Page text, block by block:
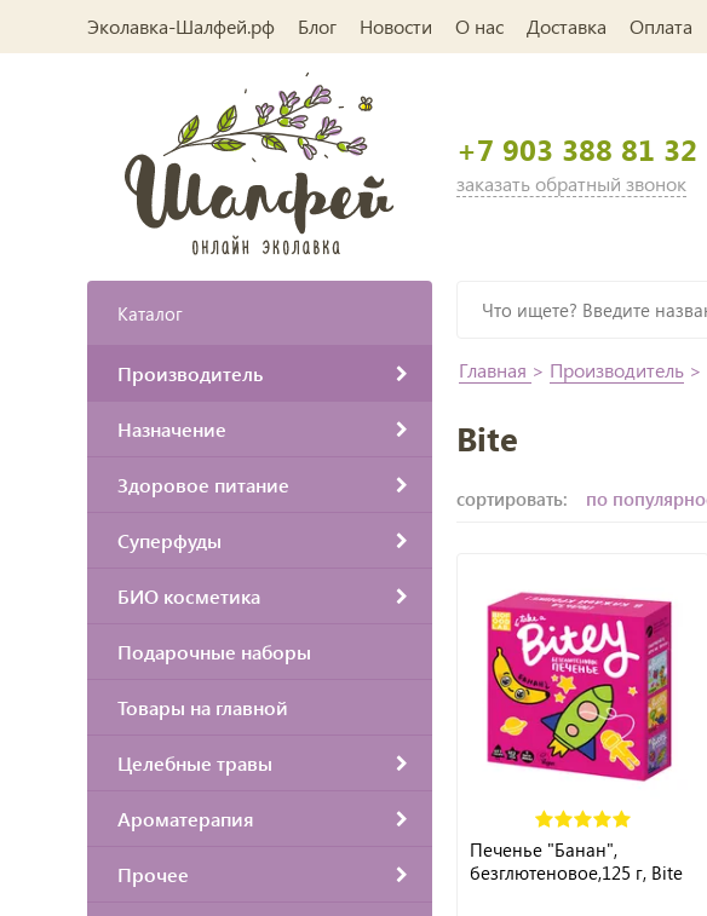
Эколавка-Шалфей.рф Блог Новости О нас Доставка Оплата
+7 903 388 81 32
заказать обратный звонок
Каталог
Производитель
Назначение
Здоровое питание
Суперфуды
БИО косметика
Подарочные наборы
Товары на главной
Целебные травы
Ароматерапия
Прочее
Главная > Производитель >
Bite
сортировать:
Печенье "Банан",
безглютеновое,125 г, Bite